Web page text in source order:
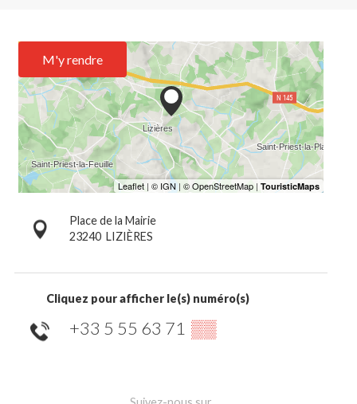
M'y rendre
Place de la Mairie
23240 LIZIÈRES
Cliquez pour afficher le(s) numéro(s)
+33 5 55 63 71 ▒▒